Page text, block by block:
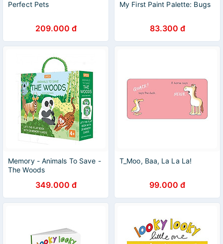
Perfect Pets
209.000 đ
My First Paint Palette: Bugs
83.300 đ
Memory - Animals To Save -
The Woods
349.000 đ
T_Moo, Baa, La La La!
99.000 đ